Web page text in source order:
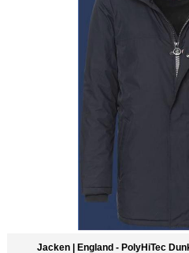
Jacken | England - PolyHiTec